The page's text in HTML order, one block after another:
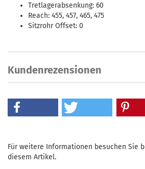
Tretlagerabsenkung: 60
Reach: 455, 457, 465, 475
Sitzrohr Offset: 0
Kundenrezensionen
Für weitere Informationen besuchen Sie
diesem Artikel.